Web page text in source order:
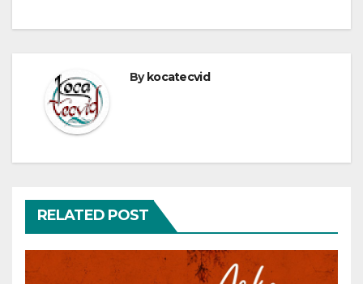
By kocatecvid
RELATED POST